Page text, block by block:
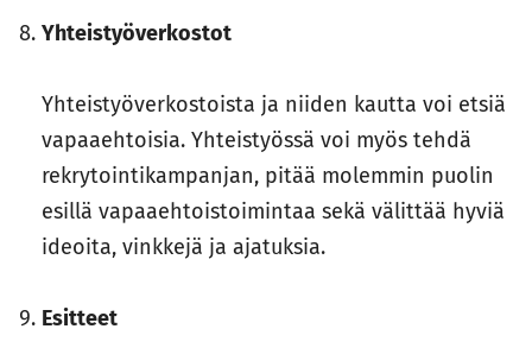
Yhteistyöverkostot
Yhteistyöverkostoista ja niiden kautta voi etsiä
vapaaehtoisia. Yhteistyössä voi myös tehdä
rekrytointikampanjan, pitää molemmin puolin
esillä vapaaehtoistoimintaa sekä välittää hyviä
ideoita, vinkkejä ja ajatuksia.
Esitteet